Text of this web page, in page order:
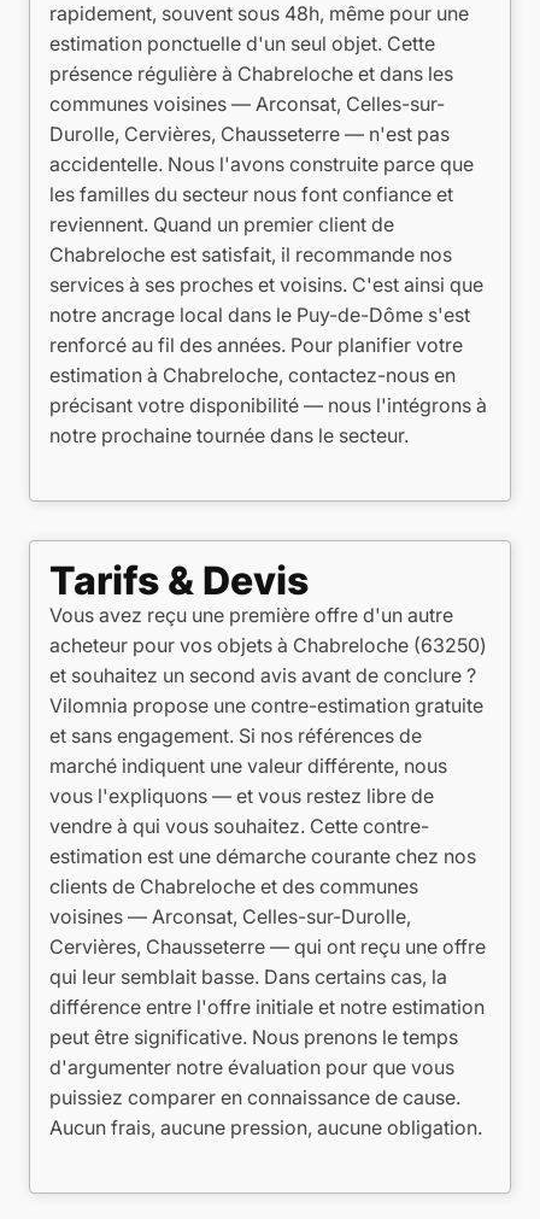
rapidement, souvent sous 48h, même pour une
estimation ponctuelle d'un seul objet. Cette
présence régulière à Chabreloche et dans les
communes voisines — Arconsat, Celles-sur-
Durolle, Cervières, Chausseterre — n'est pas
accidentelle. Nous l'avons construite parce que
les familles du secteur nous font confiance et
reviennent. Quand un premier client de
Chabreloche est satisfait, il recommande nos
services à ses proches et voisins. C'est ainsi que
notre ancrage local dans le Puy-de-Dôme s'est
renforcé au fil des années. Pour planifier votre
estimation à Chabreloche, contactez-nous en
précisant votre disponibilité — nous l'intégrons à
notre prochaine tournée dans le secteur.
Tarifs & Devis
Vous avez reçu une première offre d'un autre
acheteur pour vos objets à Chabreloche (63250)
et souhaitez un second avis avant de conclure ?
Vilomnia propose une contre-estimation gratuite
et sans engagement. Si nos références de
marché indiquent une valeur différente, nous
vous l'expliquons — et vous restez libre de
vendre à qui vous souhaitez. Cette contre-
estimation est une démarche courante chez nos
clients de Chabreloche et des communes
voisines — Arconsat, Celles-sur-Durolle,
Cervières, Chausseterre — qui ont reçu une offre
qui leur semblait basse. Dans certains cas, la
différence entre l'offre initiale et notre estimation
peut être significative. Nous prenons le temps
d'argumenter notre évaluation pour que vous
puissiez comparer en connaissance de cause.
Aucun frais, aucune pression, aucune obligation.